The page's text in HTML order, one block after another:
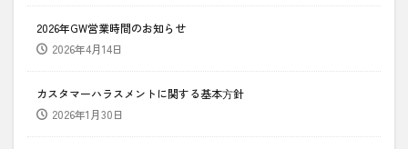
2026年GW営業時間のお知らせ
2026年4月14日
カスタマーハラスメントに関する基本⽅針
2026年1月30日